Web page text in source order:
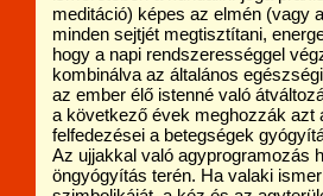
meditáció) képes az elmén (vagy
minden sejtjét megtisztítani,
hogy a napi rendszerességgel
kombinálva az általános
az ember élő istenné való
a következő évek meghozzák azt
felfedezései a betegségek
Az ujjakkal való agyprogramozás
öngyógyítás terén. Ha valaki